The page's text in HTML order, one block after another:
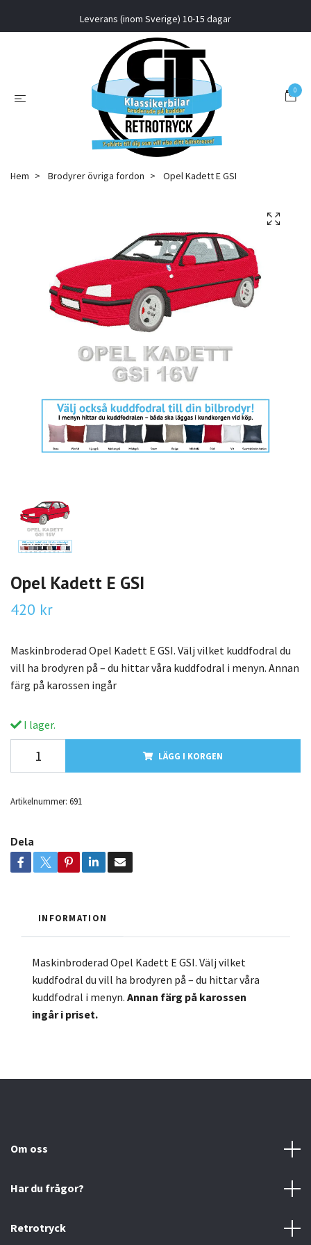
Leverans (inom Sverige) 10-15 dagar
0
Hem Brodyrer övriga fordon Opel Kadett E GSI
Opel Kadett E GSI
420 kr
Maskinbroderad Opel Kadett E GSI. Välj vilket kuddfodral du
vill ha brodyren på – du hittar våra kuddfodral i menyn. Annan
färg på karossen ingår
I lager.
LÄGG I KORGEN
Artikelnummer: 691
Dela
INFORMATION
Maskinbroderad Opel Kadett E GSI. Välj vilket
kuddfodral du vill ha brodyren på – du hittar våra
kuddfodral i menyn. Annan färg på karossen
ingåri priset.
Om oss
Har du frågor?
Retrotryck